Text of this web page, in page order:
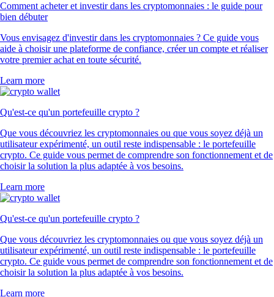
Comment acheter et investir dans les cryptomonnaies : le guide pour
bien débuter
Vous envisagez d'investir dans les cryptomonnaies ? Ce guide vous
aide à choisir une plateforme de confiance, créer un compte et réaliser
votre premier achat en toute sécurité.
Learn more
Qu'est-ce qu'un portefeuille crypto ?
Que vous découvriez les cryptomonnaies ou que vous soyez déjà un
utilisateur expérimenté, un outil reste indispensable : le portefeuille
crypto. Ce guide vous permet de comprendre son fonctionnement et de
choisir la solution la plus adaptée à vos besoins.
Learn more
Qu'est-ce qu'un portefeuille crypto ?
Que vous découvriez les cryptomonnaies ou que vous soyez déjà un
utilisateur expérimenté, un outil reste indispensable : le portefeuille
crypto. Ce guide vous permet de comprendre son fonctionnement et de
choisir la solution la plus adaptée à vos besoins.
Learn more